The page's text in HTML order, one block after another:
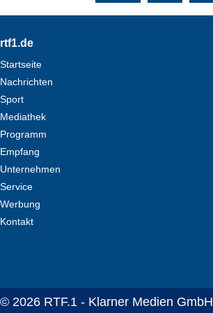
Footer
© 2026 RTF.1 - Klarner Medien GmbH
rtf1.de
Startseite
Nachrichten
Sport
Mediathek
Programm
Empfang
Unternehmen
Service
Werbung
Kontakt